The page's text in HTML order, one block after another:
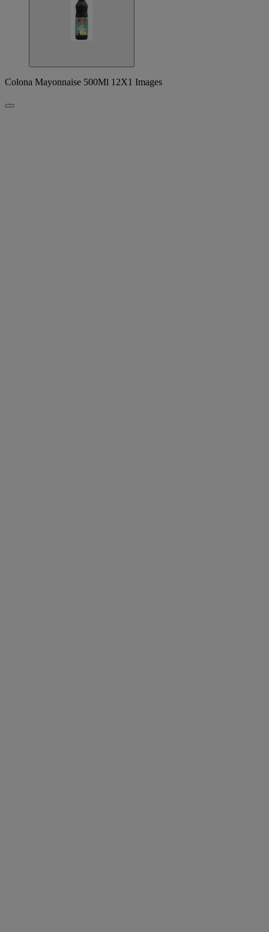
Colona Mayonnaise 500Ml 12X1 Images